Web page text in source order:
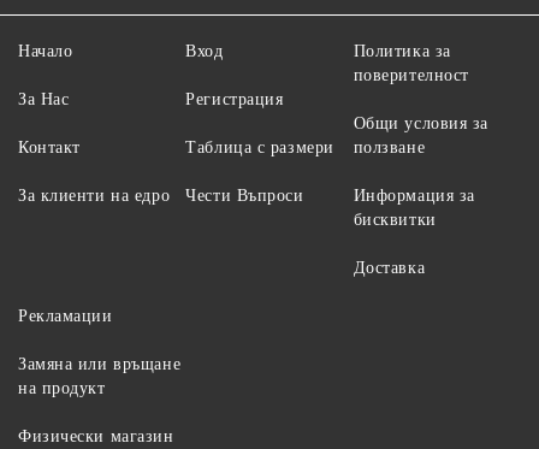
Начало
За Нас
Контакт
За клиенти на едро
Вход
Регистрация
Таблица с размери
Чести Въпроси
Политика за
поверителност
Общи условия за
ползване
Информация за
бисквитки
Доставка
Рекламации
Замяна или връщане
на продукт
Физически магазин